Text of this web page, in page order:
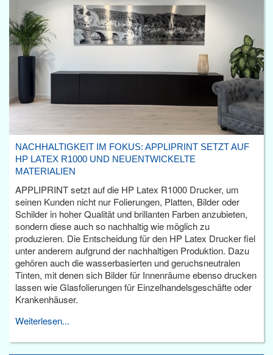
NACHHALTIGKEIT IM FOKUS: APPLIPRINT SETZT AUF
HP LATEX R1000 UND NEUENTWICKELTE
MATERIALIEN
APPLIPRINT setzt auf die HP Latex R1000 Drucker, um
seinen Kunden nicht nur Folierungen, Platten, Bilder oder
Schilder in hoher Qualität und brillanten Farben anzubieten,
sondern diese auch so nachhaltig wie möglich zu
produzieren. Die Entscheidung für den HP Latex Drucker fiel
unter anderem aufgrund der nachhaltigen Produktion. Dazu
gehören auch die wasserbasierten und geruchsneutralen
Tinten, mit denen sich Bilder für Innenräume ebenso drucken
lassen wie Glasfolierungen für Einzelhandelsgeschäfte oder
Krankenhäuser.
Weiterlesen...